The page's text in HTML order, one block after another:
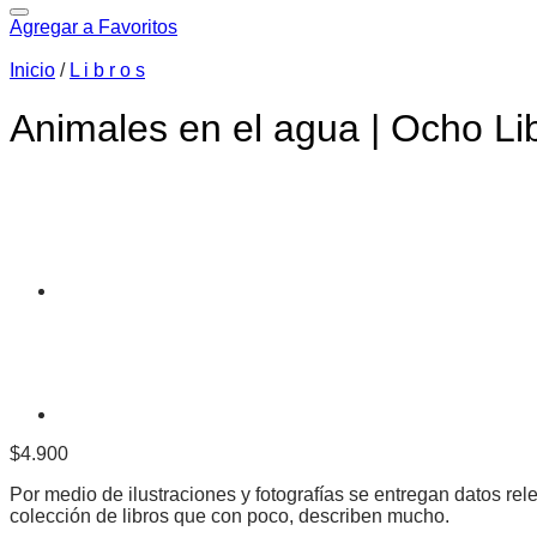
Agregar a Favoritos
Inicio / L i b r o s
Animales en el agua | Ocho
$4.900
Por medio de ilustraciones y fotografías se entregan datos
colección de libros que con poco, describen mucho.